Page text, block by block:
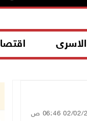
الاسرى